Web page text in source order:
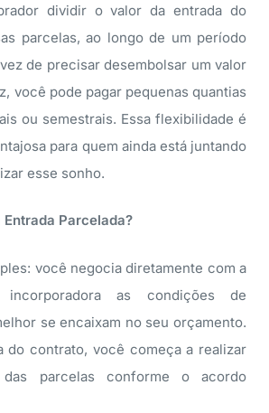
dividir o valor da entrada do
parcelas, ao longo de um período
de precisar desembolsar um valor
você pode pagar pequenas quantias
ou semestrais. Essa flexibilidade é
para quem ainda está juntando
esse sonho.
Parcelada?
você negocia diretamente com a
as condições de
se encaixam no seu orçamento.
do contrato, você começa a realizar
das parcelas conforme o acordo